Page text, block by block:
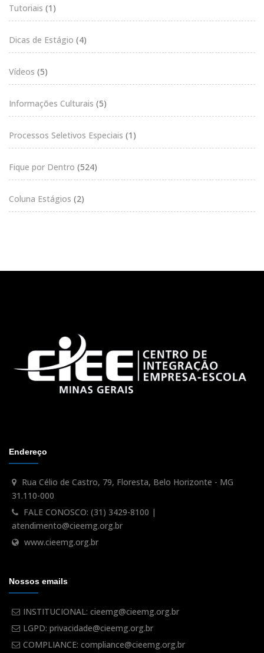
Tutoriais (1)
Dicas de Estágio (4)
Vídeos (5)
Informações Culturais (5)
Processos Seletivos Especiais (1)
Fique por Dentro (524)
Coluna Estágios (2)
Endereço
Rua Célio de Castro, 79, Floresta, Belo Horizonte - MG
31.110-000
FALE CONOSCO: (31) 3429-8100 |
atendimento@cieemg.org.br
www.cieemg.org.br
Nossos emails
INSTITUCIONAL: cieemg@cieemg.org.br
LGPD: privacidade@cieemg.org.br
COMPLIANCE: compliance@cieemg.org.br